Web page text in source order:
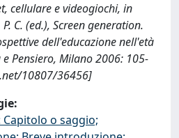
cellulare e videogiochi, in
C. (ed.), Screen generation.
dell'educazione nell'età
Pensiero, Milano 2006: 105-
10807/36456]
o saggio;